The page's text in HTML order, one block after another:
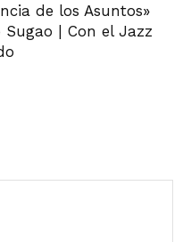
de los Asuntos»
| Con el Jazz